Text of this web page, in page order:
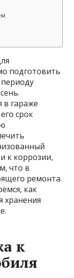
подготовить
в гараже
срок
к коррозии,
что в
ремонта.
как
хранения
к